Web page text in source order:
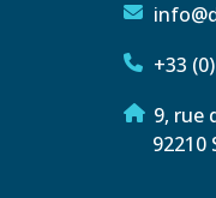
+33
9, rue
92210